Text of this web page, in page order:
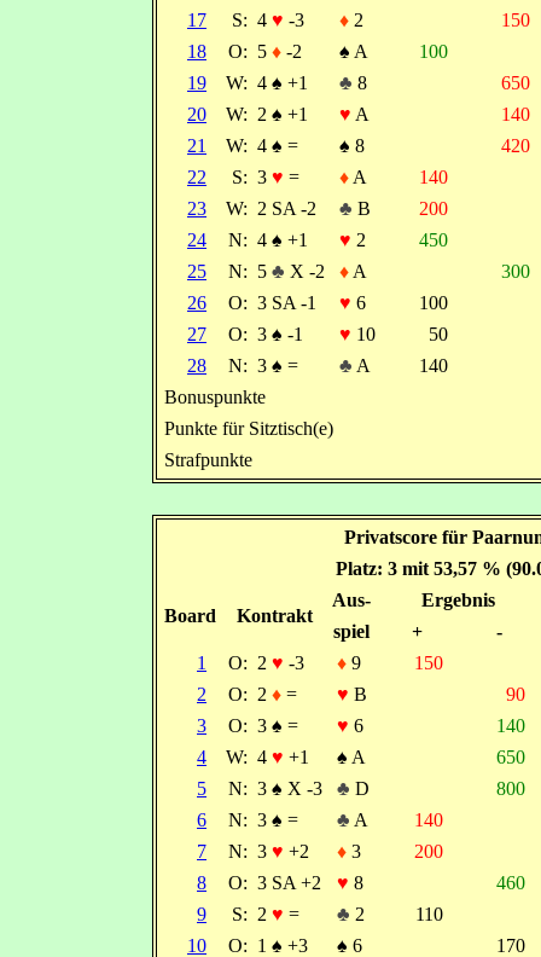
17
S: 4 ♥ -3 ♦ 2
150
18
O: 5 ♦ -2 ♠ A
100
19
W: 4 ♠ +1 ♣ 8
650
20
W: 2 ♠ +1 ♥ A
140
21
W: 4 ♠ = ♠ 8
420
22
S: 3 ♥ = ♦ A
140
23
W: 2 SA -2 ♣ B
200
24
N: 4 ♠ +1 ♥ 2
450
25
N: 5 ♣ X -2 ♦ A
300
26
O: 3 SA -1 ♥ 6
100
27
O: 3 ♠ -1 ♥ 10
50
28
N: 3 ♠ = ♣ A
140
Bonuspunkte
Punkte für Sitztisch(e)
Strafpunkte
Privatscore für
Platz: 3 mit 53,57 %
Board Kontrakt
Aus-
Ergebnis
spiel
+
-
1
O: 2 ♥ -3 ♦ 9
150
2
O: 2 ♦ = ♥ B
90
3
O: 3 ♠ = ♥ 6
140
4
W: 4 ♥ +1 ♠ A
650
5
N: 3 ♠ X -3 ♣ D
800
6
N: 3 ♠ = ♣ A
140
7
N: 3 ♥ +2 ♦ 3
200
8
O: 3 SA +2 ♥ 8
460
9
S: 2 ♥ = ♣ 2
110
10
O: 1 ♠ +3 ♠ 6
170